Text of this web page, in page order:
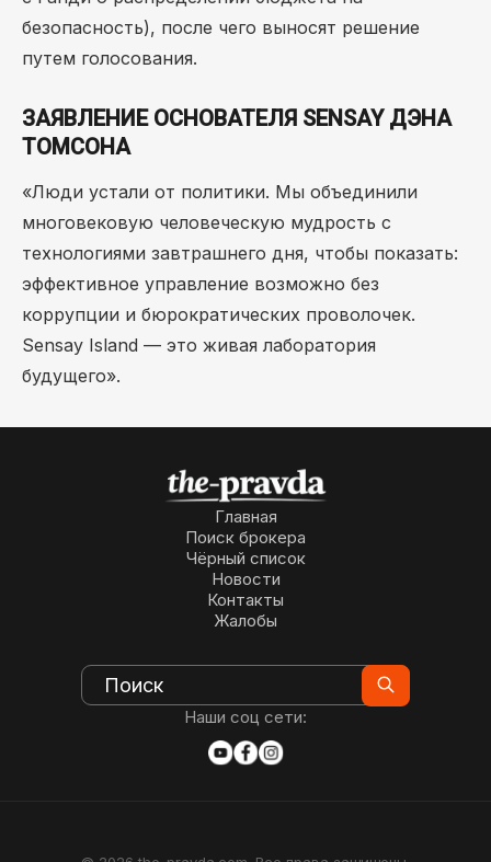
безопасность), после чего выносят решение
путем голосования.
ЗАЯВЛЕНИЕ ОСНОВАТЕЛЯ SENSAY ДЭНА
ТОМСОНА
«Люди устали от политики. Мы объединили
многовековую человеческую мудрость с
технологиями завтрашнего дня, чтобы показать:
эффективное управление возможно без
коррупции и бюрократических проволочек.
Sensay Island — это живая лаборатория
будущего».
Главная
Поиск брокера
Чёрный список
Новости
Контакты
Жалобы
Наши соц сети: